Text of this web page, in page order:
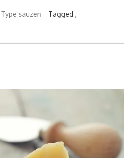
Type sauzen
Tagged ,